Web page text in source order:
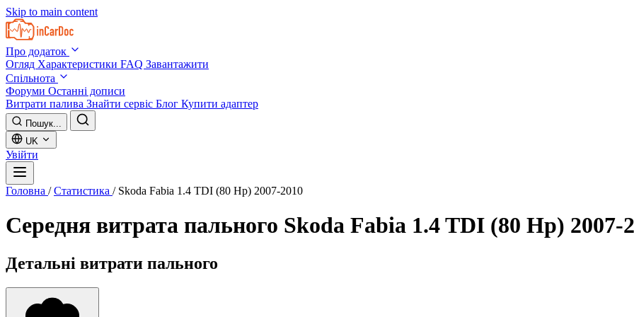
Skip to main content
Про додаток
Огляд Характеристики FAQ Завантажити
Спільнота
Форуми Останні дописи
Витрати палива Знайти сервіс Блог Купити адаптер
Пошук...
UK
Увійти
Головна / Статистика / Skoda Fabia 1.4 TDI (80 Hp) 2007-2010
Середня витрата пального Skoda Fabia 1.4 TDI (80 Hp) 2007-
Детальні витрати пального